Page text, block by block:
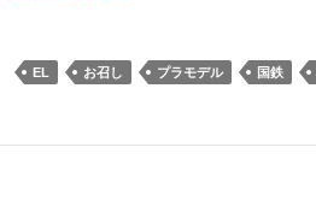
EL お召し プラモデル 国鉄